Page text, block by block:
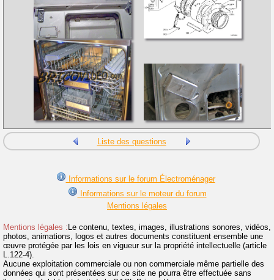
Liste des questions
Informations sur le forum Électroménager
Informations sur le moteur du forum
Mentions légales
Mentions légales : Le contenu, textes, images, illustrations sonores, vidéos,
photos, animations, logos et autres documents constituent ensemble une
œuvre protégée par les lois en vigueur sur la propriété intellectuelle (article
L.122-4).
Aucune exploitation commerciale ou non commerciale même partielle des
données qui sont présentées sur ce site ne pourra être effectuée sans